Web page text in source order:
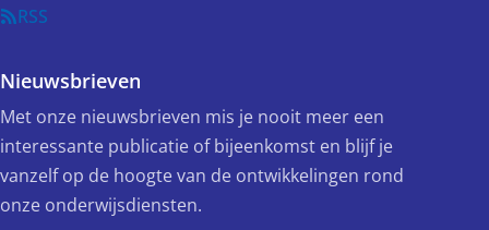
RSS
Nieuwsbrieven
Met onze nieuwsbrieven mis je nooit meer een
interessante publicatie of bijeenkomst en blijf je
vanzelf op de hoogte van de ontwikkelingen rond
onze onderwijsdiensten.